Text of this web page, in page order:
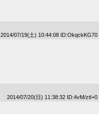
2014/07/19(土) 10:44:08 ID:OkqckKG70
2014/07/20(日) 11:38:32 ID:4vM/ztI+0